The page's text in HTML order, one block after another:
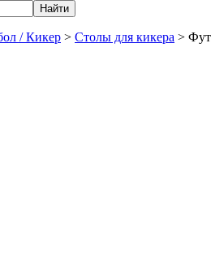
/ Кикер > Столы для кикера >